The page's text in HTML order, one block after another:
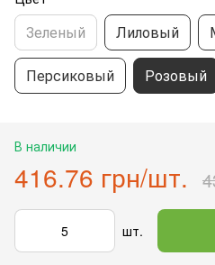
Зеленый Лиловый
Персиковый Розовый
В наличии
416.76 грн/шт.
шт.